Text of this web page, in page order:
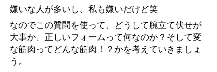
嫌いな人が多いし、私も嫌いだけど笑
なのでこの質問を使って、どうして腕立て伏せが
大事か、正しいフォームって何なのか？そして変
な筋肉ってどんな筋肉！？かを考えていきましょ
う。